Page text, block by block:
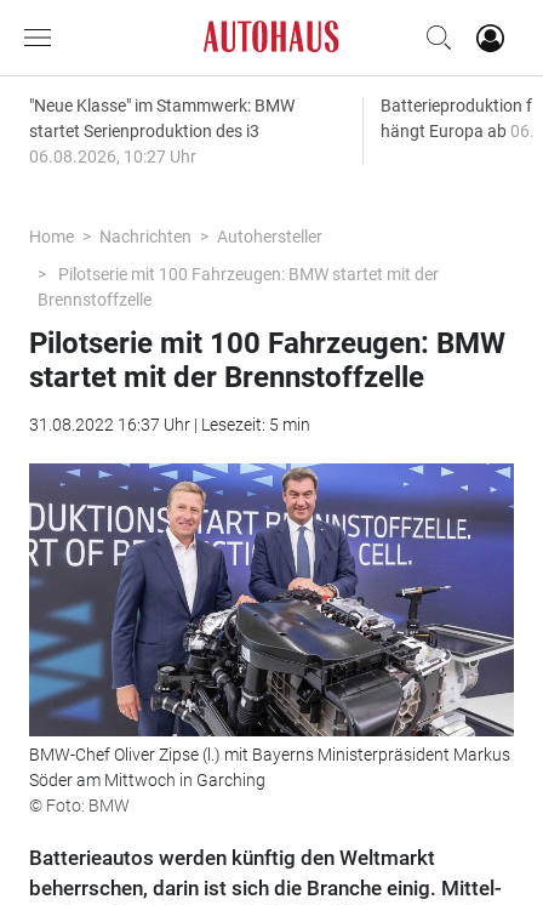
"Neue Klasse" im Stammwerk: BMW
startet Serienproduktion des i3
06.08.2026, 10:27 Uhr
Batterieproduktion
hängt Europa ab
Home Nachrichten
Autohersteller
Pilotserie mit 100 Fahrzeugen: BMW startet mit der
Brennstoffzelle
Pilotserie mit 100 Fahrzeugen: BMW
startet mit der Brennstoffzelle
31.08.2022 16:37 Uhr | Lesezeit: 5 min
BMW-Chef Oliver Zipse (l.) mit Bayerns Ministerpräsident Markus
Söder am Mittwoch in Garching
© Foto: BMW
Batterieautos werden künftig den Weltmarkt
beherrschen, darin ist sich die Branche einig. Mittel-